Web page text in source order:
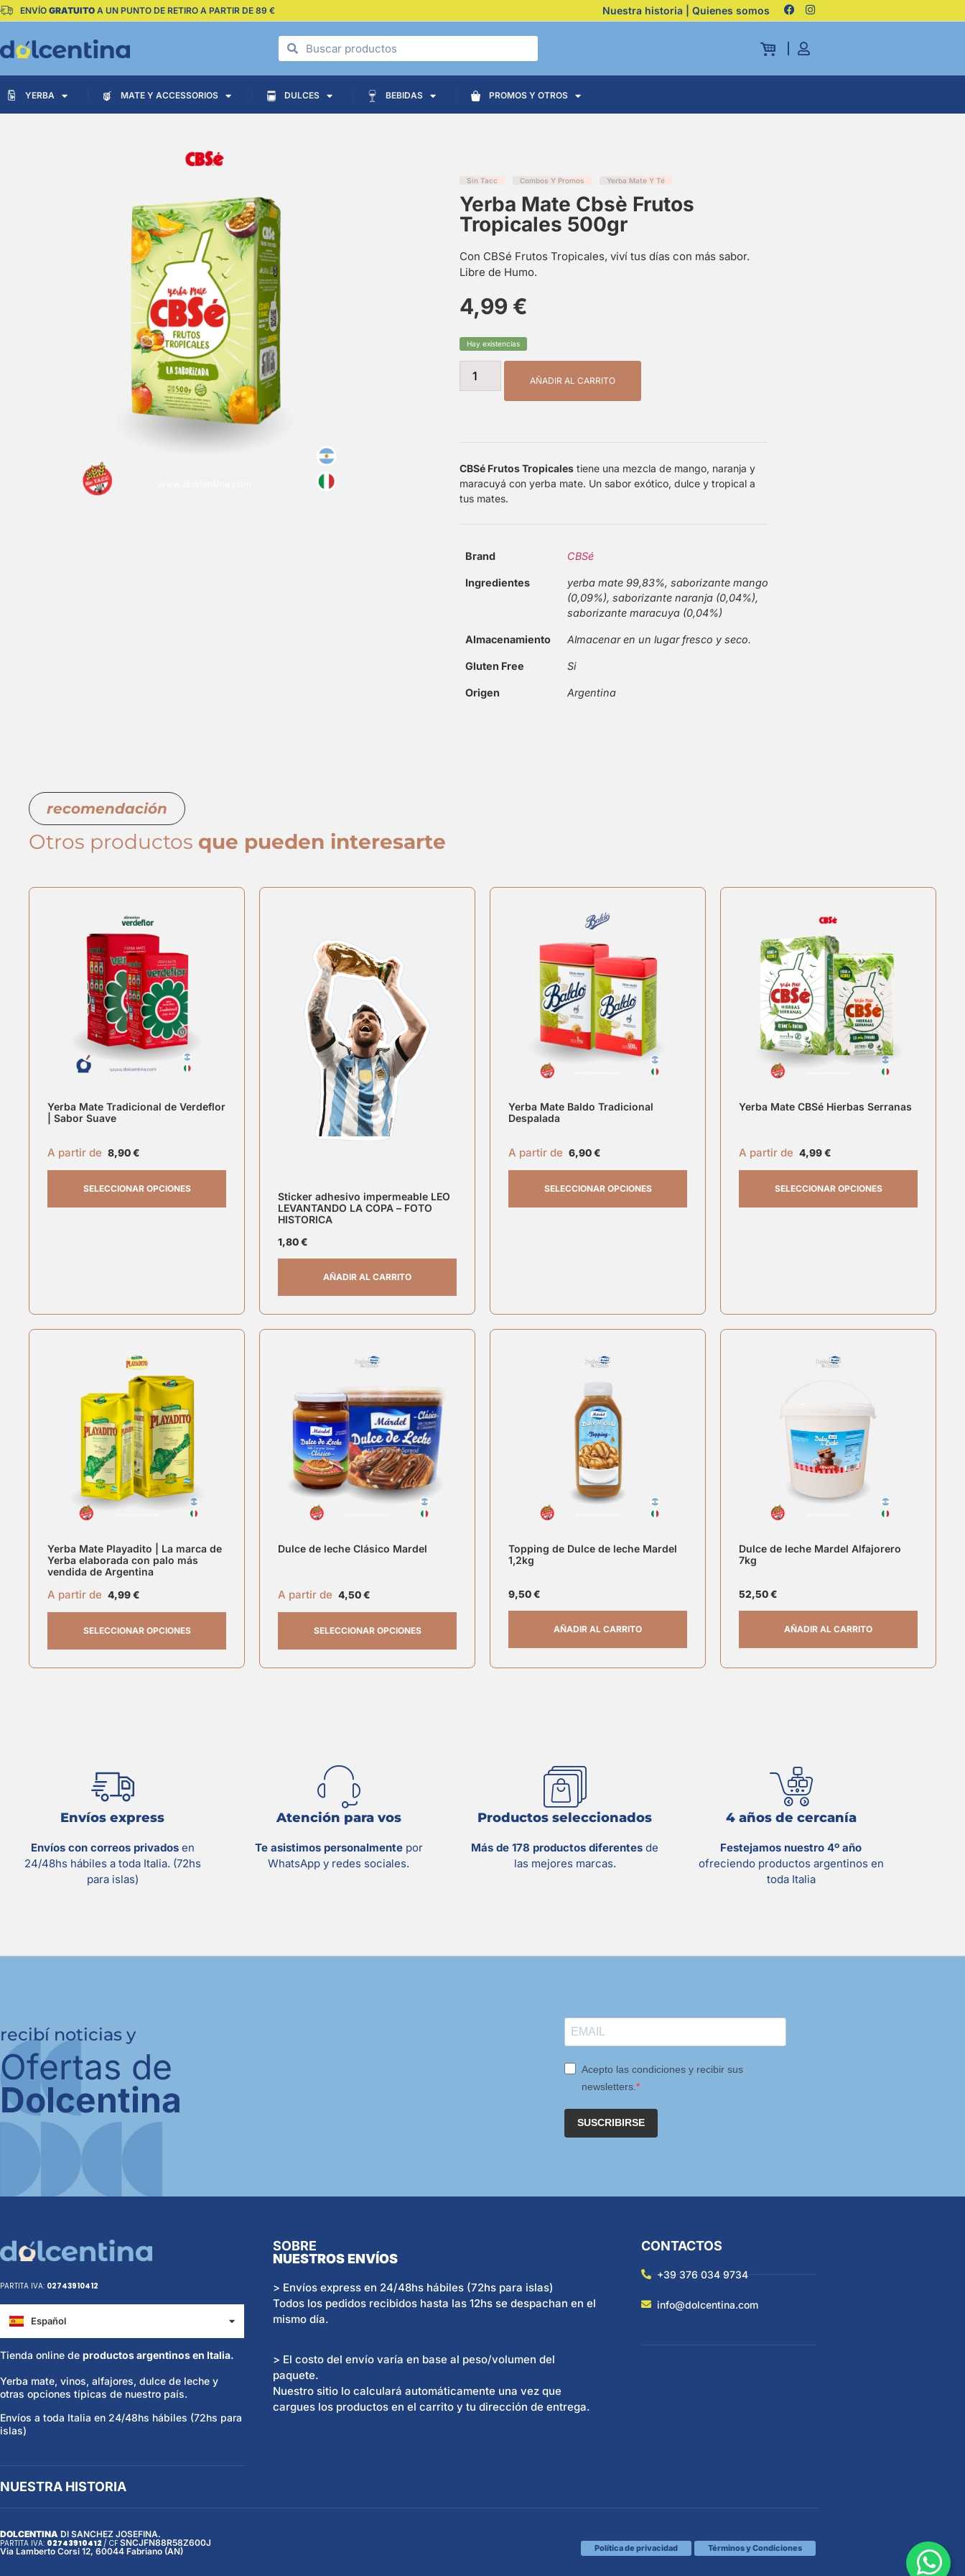
ENVÍO GRATUITO A UN PUNTO DE RETIRO A PARTIR DE 89 € Nuestra historia | Quienes somos
YERBA MATE Y ACCESSORIOS DULCES BEBIDAS PROMOS Y OTROS
Sin Tacc Combos Y Promos Yerba Mate Y Té
Yerba Mate Cbsè Frutos
Tropicales 500gr
Con CBSé Frutos Tropicales, viví tus días con más sabor.
Libre de Humo.
4,99 €
Hay existencias
AÑADIR AL CARRITO
CBSé Frutos Tropicales tiene una mezcla de mango, naranja y
maracuyá con yerba mate. Un sabor exótico, dulce y tropical a
tus mates.
Brand CBSé
Ingredientes
yerba mate 99,83%, saborizante mango
(0,09%), saborizante naranja (0,04%),
saborizante maracuya (0,04%)
Almacenamiento Almacenar en un lugar fresco y seco.
Gluten Free Si
Origen Argentina
recomendación
Otros productos que pueden interesarte
Yerba Mate Tradicional de Verdeflor
| Sabor Suave
A partir de 8,90€
SELECCIONAR OPCIONES
Sticker adhesivo impermeable LEO
LEVANTANDO LA COPA – FOTO
HISTORICA
1,80€
AÑADIR AL CARRITO
Yerba Mate Baldo Tradicional
Despalada
A partir de 6,90€
SELECCIONAR OPCIONES
Yerba Mate CBSé Hierbas Serranas
A partir de 4,99€
SELECCIONAR OPCIONES
Yerba Mate Playadito | La marca de
Yerba elaborada con palo más
vendida de Argentina
A partir de 4,99€
SELECCIONAR OPCIONES
Dulce de leche Clásico Mardel
A partir de 4,50€
SELECCIONAR OPCIONES
Topping de Dulce de leche Mardel
1,2kg
9,50€
AÑADIR AL CARRITO
Dulce de leche Mardel Alfajorero
7kg
52,50€
AÑADIR AL CARRITO
Envíos express
Envíos con correos privados en
24/48hs hábiles a toda Italia. (72hs
para islas)
Atención para vos
Te asistimos personalmentepor
WhatsApp y redes sociales.
Productos seleccionados
Más de 178 productos diferentes de
las mejores marcas.
4 años de cercanía
Festejamos nuestro 4º año
ofreciendo productos argentinos en
toda Italia
recibí noticias y
Ofertas de
Dolcentina
Acepto las condiciones y recibir sus
newsletters.
SUSCRIBIRSE
PARTITA IVA: 02743910412
Español
Italiano
Tienda online de productos argentinos en Italia.
Yerba mate, vinos, alfajores, dulce de leche y
otras opciones típicas de nuestro país.
Envíos a toda Italia en 24/48hs hábiles (72hs para
islas)
NUESTRA HISTORIA
SOBRE
NUESTROS ENVÍOS
> Envíos express en 24/48hs hábiles (72hs para islas)
Todos los pedidos recibidos hasta las 12hs se despachan en el
mismo día.
> El costo del envío varía en base al peso/volumen del
paquete.
Nuestro sitio lo calculará automáticamente una vez que
cargues los productos en el carrito y tu dirección de entrega.
CONTACTOS
+39 376 034 9734
info@dolcentina.com
DOLCENTINA DI SANCHEZ JOSEFINA.
PARTITA IVA: 02743910412/ CF SNCJFN88R58Z600J
Via Lamberto Corsi 12, 60044 Fabriano (AN)
Política de privacidad Términos y Condiciones